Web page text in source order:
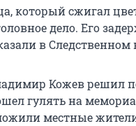
который сжигал
дело. Его
в Следственном
Кожев решил
гулять на
местные